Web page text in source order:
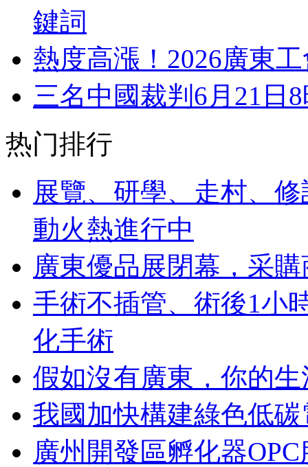
鍵詞
熱度高漲！2026廣東
三名中國裁判6月21日
热门排行
展覽、研學、走村、
動火熱進行中
廣東優品展閉幕，采
手術不插管、術後1小
化手術
假如沒有廣東，你的
我國加快構建綠色低
廣州開發區孵化器